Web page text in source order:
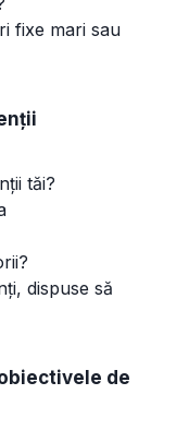
fixe mari sau
tăi?
dispuse să
de